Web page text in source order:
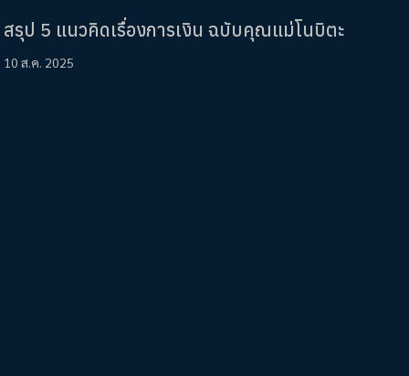
สรุป 5 แนวคิดเรื่องการเงิน ฉบับคุณแม่โนบิตะ
10 ส.ค. 2025